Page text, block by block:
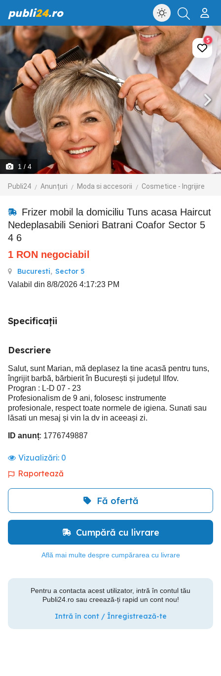
publi24.ro
1 / 4
Publi24 Anunțuri Moda si accesorii Cosmetice - Ingrijire
5
Frizer mobil la domiciliu Tuns acasa Haircut
Nedeplasabili Seniori Batrani Coafor Sector 5
4 6
1 RON negociabil
Bucuresti, Sector 5
Valabil din 8/8/2026 4:17:23 PM
Specificații
Descriere
Salut, sunt Marian, mă deplasez la tine acasă pentru tuns,
îngrijit barbă, bărbierit în București și județul Ilfov.
Progran : L-D 07 - 23
Profesionalism de 9 ani, folosesc instrumente
profesionale, respect toate normele de igiena. Sunati sau
lăsati un mesaj și vin la dv in aceeași zi.
ID anunț: 1776749887
Vizualizări: 0
Raportează
Fă ofertă
Cumpără cu livrare
Află mai multe despre cumpărarea cu livrare
Pentru a contacta acest utilizator, intră în contul tău
Publi24.ro sau creează-ți rapid un cont nou!
Intră în cont / Înregistrează-te